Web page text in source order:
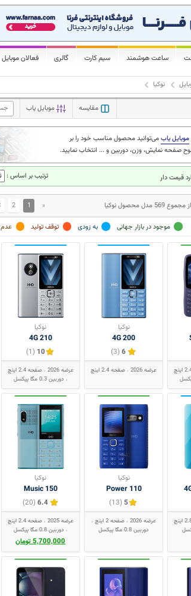
ساعت هوشمند سیم کارت گالری فعالان موبایل
نوکیا
مقایسه موبایل یاب
موبایل یابمی‌توانید محصول مناسب خود را بر
صفحه نمایش، وزن، دوربین و ... انتخاب نمایید.
ترتیب بر اساس : قیمت دار
«
1
2
موجود در بازار جهانی به زودی توقف تولید عدم
نوکیا
200 4G
6
(3)
عرضه 2026 صفحه 2.4 اینچ
نوکیا
210 4G
10
(1)
عرضه 2026
صفحه 2.4 اینچ
دوربین 0.3 مگا پیکسل
نوکیا
110 Power
5
(13)
عرضه 2026
صفحه 2 اینچ
دوربین 0.8 مگا پیکسل
نوکیا
150 Music
6.4
(20)
عرضه 2025
صفحه 2.4 اینچ
دوربین 0.8 مگا پیکسل
5,700,000 تومان